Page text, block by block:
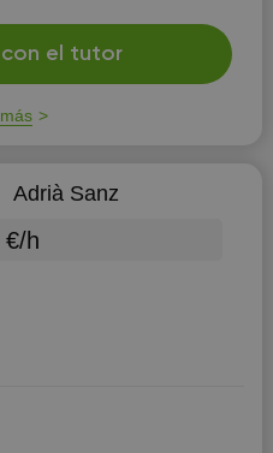
el tutor
Adrià Sanz
€/h